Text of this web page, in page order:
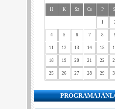
H K Sz Cs P
1
4 5 6 7 8
11 12 13 14 15
18 19 20 21 22
25 26 27 28 29